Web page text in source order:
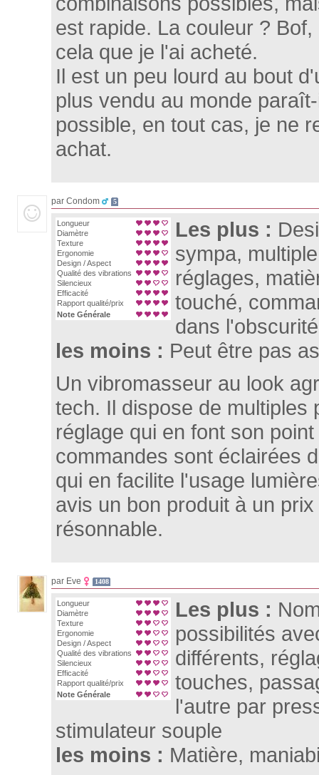
est rapide. La couleur ?
cela que je l'ai acheté.
Il est un peu lourd au bout
plus vendu au monde
possible, en tout cas, je ne
achat.
par Condom 5
Longueur
Diamètre
Texture
Ergonomie
Design / Aspect
Qualité des vibrations
Silencieux
Efficacité
Rapport qualité/prix
Note Générale
Les plus :
sympa,
réglages,
touché,
dans
les moins : Peut être pas
Un vibromasseur au look
tech. Il dispose de multiples
réglage qui en font son
commandes sont éclairées
qui en facilite l'usage
avis un bon produit à un
résonnable.
par Eve 1408
Longueur
Diamètre
Texture
Ergonomie
Design / Aspect
Qualité des vibrations
Silencieux
Efficacité
Rapport qualité/prix
Note Générale
Les plus :
possibilités
différents,
touches,
l'autre par
stimulateur souple
les moins : Matière,